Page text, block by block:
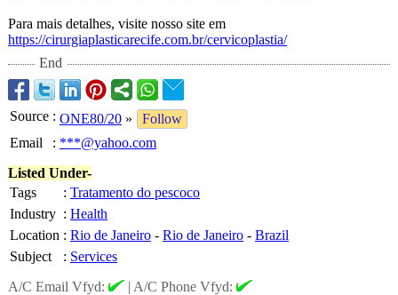
Para mais detalhes, visite nosso site em
https://cirurgiaplasticarecife.com.br/cervicoplastia/
End
Source : ONE80/20 »
Follow
Email
: ***@yahoo.com
Listed Under-
Tags
: Tratamento do pescoco
Industry : Health
Location : Rio de Janeiro - Rio de Janeiro - Brazil
Subject
: Services
A/C Email Vfyd:
| A/C Phone Vfyd: